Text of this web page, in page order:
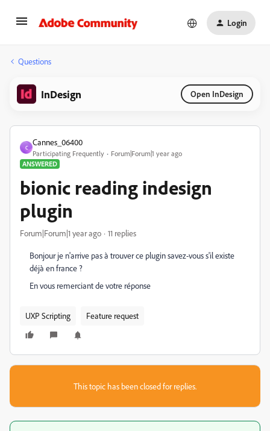
Login
Questions
InDesign Open InDesign
C
Cannes_06400
Participating Frequently
Forum|Forum|1 year ago
ANSWERED
bionic reading indesign
plugin
Forum|Forum|1 year ago 11 replies
Bonjour je n'arrive pas à trouver ce plugin savez-vous s'il existe
déjà en france ?
En vous remerciant de votre réponse
UXP Scripting Feature request
This topic has been closed for replies.